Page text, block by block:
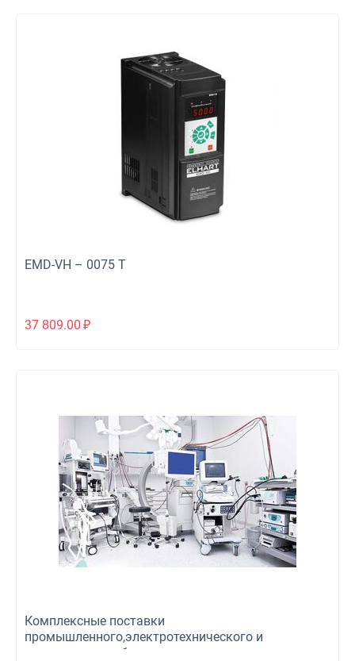
EMD-VH – 0075 T
37 809.00 ₽
Комплексные поставки
промышленного,электротехнического и
медицинского оборудования